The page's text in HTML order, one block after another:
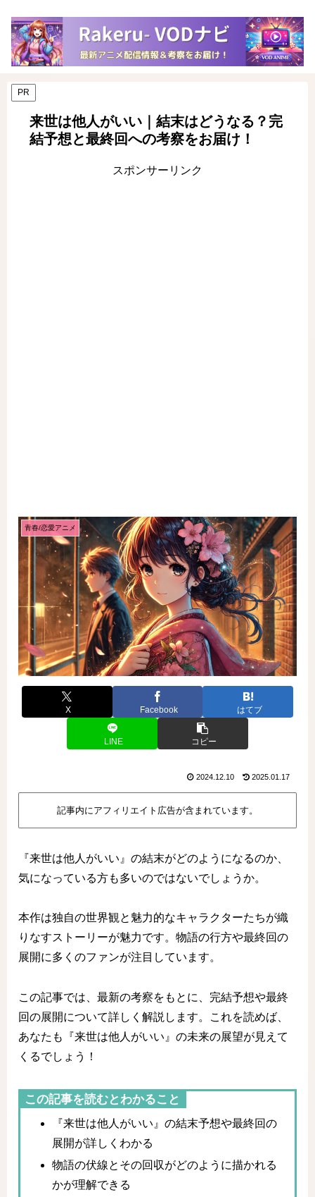
PR
来世は他人がいい｜結末はどうなる？完
結予想と最終回への考察をお届け！
スポンサーリンク
青春/恋愛アニメ
X Facebook はてブ
LINE コピー
2024.12.10 2025.01.17
記事内にアフィリエイト広告が含まれています。
『来世は他人がいい』の結末がどのようになるのか、
気になっている方も多いのではないでしょうか。
本作は独自の世界観と魅力的なキャラクターたちが織
りなすストーリーが魅力です。物語の行方や最終回の
展開に多くのファンが注目しています。
この記事では、最新の考察をもとに、完結予想や最終
回の展開について詳しく解説します。これを読めば、
あなたも『来世は他人がいい』の未来の展望が見えて
くるでしょう！
この記事を読むとわかること
『来世は他人がいい』の結末予想や最終回の
展開が詳しくわかる
物語の伏線とその回収がどのように描かれる
かが理解できる